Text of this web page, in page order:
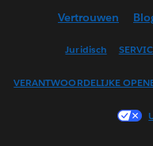
Vertrouwen
Juridisch
VERANTWOORDELIJKE